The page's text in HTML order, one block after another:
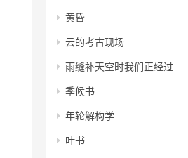
黄昏
云的考古现场
雨缝补天空时我们正经过
季候书
年轮解构学
叶书